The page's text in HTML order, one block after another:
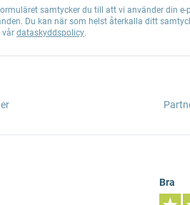
samtycker du till att vi använder din
Du kan när som helst återkalla ditt
vår dataskyddspolicy.
Bra